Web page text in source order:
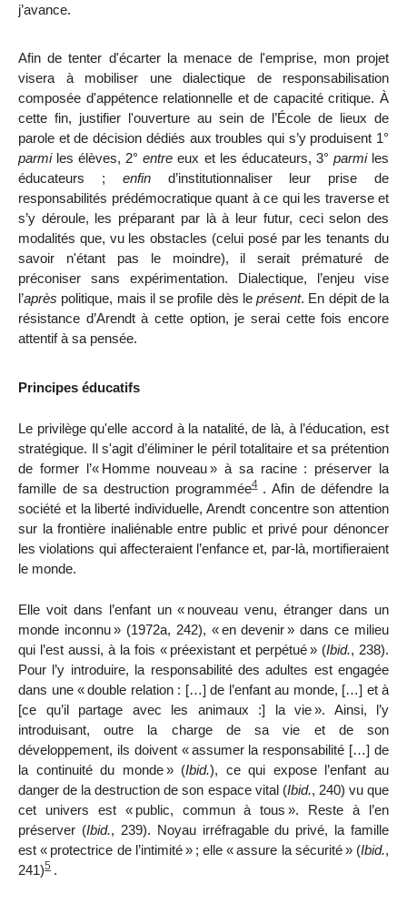
j’avance.
Afin de tenter d'écarter la menace de l'emprise, mon projet
visera à mobiliser une dialectique de responsabilisation
composée d'appétence relationnelle et de capacité critique. À
cette fin, justifier l'ouverture au sein de l’École de lieux de
parole et de décision dédiés aux troubles qui s’y produisent 1°
parmiles élèves, 2°entre eux et les éducateurs, 3° parmiles
éducateurs ; enfind’institutionnaliser leur prise de
responsabilités prédémocratique quant à ce qui les traverse et
s’y déroule, les préparant par là à leur futur, ceci selon des
modalités que, vu les obstacles (celui posé par les tenants du
savoir n'étant pas le moindre), il serait prématuré de
préconiser sans expérimentation. Dialectique, l’enjeu vise
l’après politique, mais il se profile dès le présent. En dépit de la
résistance d’Arendt à cette option, je serai cette fois encore
attentif à sa pensée.
Principes éducatifs
Le privilège qu'elle accord à la natalité, de là, à l’éducation, est
stratégique. Il s'agit d’éliminer le péril totalitaire et sa prétention
de former l’«Homme nouveau» à sa racine : préserver la
famille de sa destruction programmée4 . Afin de défendre la
société et la liberté individuelle, Arendt concentre son attention
sur la frontière inaliénable entre public et privé pour dénoncer
les violations qui affecteraient l’enfance et, par-là, mortifieraient
le monde.
Elle voit dans l’enfant un « nouveau venu, étranger dans un
monde inconnu» (1972a, 242), «en devenir» dans ce milieu
qui l’est aussi, à la fois « préexistant et perpétué» (Ibid., 238).
Pour l’y introduire, la responsabilité des adultes est engagée
dans une «double relation : […] de l’enfant au monde, […] et à
[ce qu’il partage avec les animaux :] la vie». Ainsi, l’y
introduisant, outre la charge de sa vie et de son
développement, ils doivent «assumer la responsabilité […] de
la continuité du monde» (Ibid.), ce qui expose l’enfant au
danger de la destruction de son espace vital (Ibid., 240) vu que
cet univers est «public, commun à tous ». Reste à l’en
préserver (Ibid., 239). Noyau irréfragable du privé, la famille
est « protectrice de l’intimité»; elle «assure la sécurité» (Ibid.,
241)5 .